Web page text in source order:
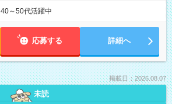
40～50代活躍中
応募する 詳細へ
掲載日：2026.08.07
未読